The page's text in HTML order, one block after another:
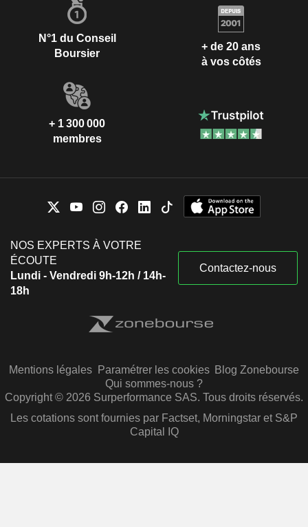
N°1 du Conseil
Boursier
+ de 20 ans
à vos côtés
+ 1 300 000
membres
NOS EXPERTS À VOTRE
ÉCOUTE
Lundi - Vendredi 9h-12h / 14h-
18h
Contactez-nous
Mentions légales Paramétrer les cookies Blog Zonebourse
Qui sommes-nous ?
Copyright © 2026 Surperformance SAS. Tous droits réservés.
Les cotations sont fournies par Factset, Morningstar et S&P
Capital IQ